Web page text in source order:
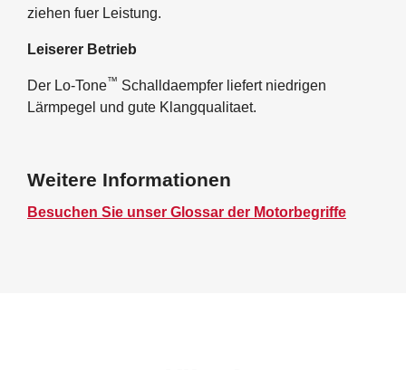
ziehen fuer Leistung.
Leiserer Betrieb
Der Lo-Tone™ Schalldaempfer liefert niedrigen
Lärmpegel und gute Klangqualitaet.
Weitere Informationen
Besuchen Sie unser Glossar der Motorbegriffe